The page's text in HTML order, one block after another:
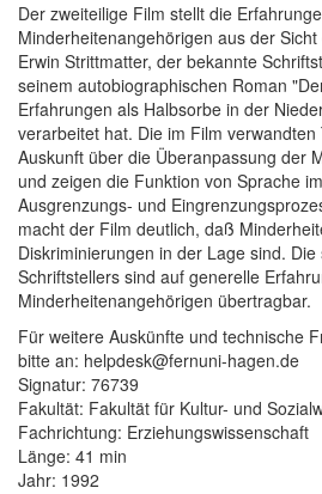
Der zweiteilige Film stellt die
Minderheitenangehörigen aus der
Erwin Strittmatter, der bekannte
seinem autobiographischen Roman
Erfahrungen als Halbsorbe in der
verarbeitet hat. Die im Film
Auskunft über die Überanpassung der
und zeigen die Funktion von Sprache
Ausgrenzungs- und
macht der Film deutlich, daß
Diskriminierungen in der Lage sind.
Schriftstellers sind auf generelle
Minderheitenangehörigen übertragbar.
Für weitere Auskünfte und technische
bitte an: helpdesk@fernuni-hagen.de
Signatur: 76739
Fakultät: Fakultät für Kultur- und
Fachrichtung: Erziehungswissenschaft
Länge: 41 min
Jahr: 1992